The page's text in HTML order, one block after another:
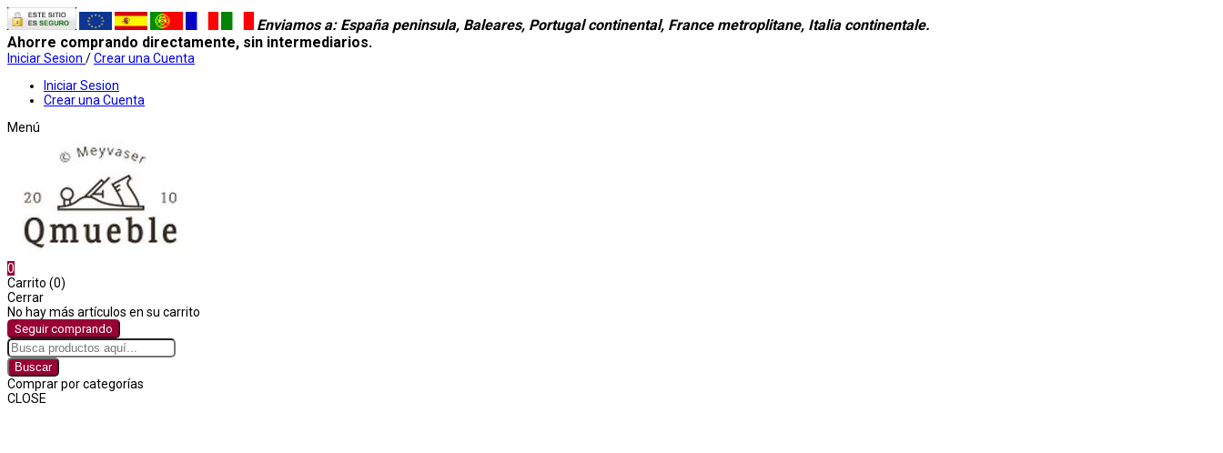
Enviamos a: España peninsula, Baleares, Portugal continental, France metroplitane, Italia continentale.
Ahorre comprando directamente, sin intermediarios.
Iniciar Sesion /Crear una Cuenta
Iniciar Sesion
Crear una Cuenta
Menú
0
Carrito (0)
Cerrar
No hay más artículos en su carrito
Seguir comprando
Buscar
Comprar por categorías
CLOSE